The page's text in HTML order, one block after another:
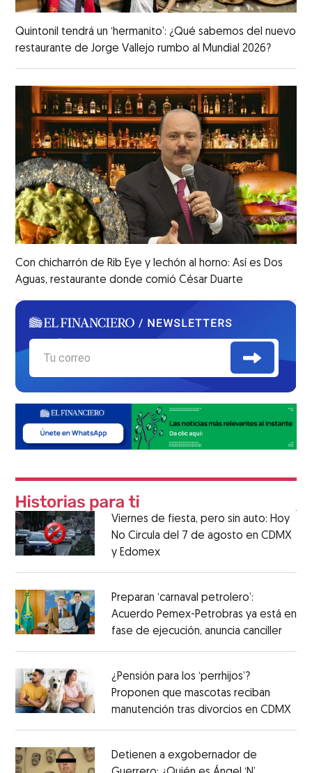
Quintonil tendrá un ‘hermanito’: ¿Qué sabemos del nuevo
restaurante de Jorge Vallejo rumbo al Mundial 2026?
Con chicharrón de Rib Eye y lechón al horno: Así es Dos
Aguas, restaurante donde comió César Duarte
Viernes de fiesta, pero sin auto: Hoy
No Circula del 7 de agosto en CDMX
y Edomex
Preparan ‘carnaval petrolero’:
Acuerdo Pemex-Petrobras ya está en
fase de ejecución, anuncia canciller
¿Pensión para los ‘perrhijos’?
Proponen que mascotas reciban
manutención tras divorcios en CDMX
Detienen a exgobernador de